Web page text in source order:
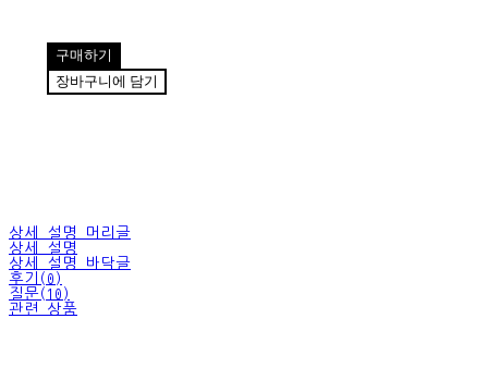
구매하기
장바구니에 담기
상세 설명 머리글
상세 설명
상세 설명 바닥글
후기(0)
질문(10)
관련 상품